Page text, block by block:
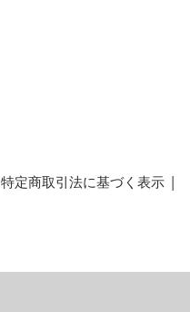
特定商取引法に基づく表示